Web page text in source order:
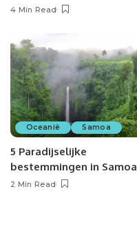
4 Min Read
Oceanië Samoa
5 Paradijselijke
bestemmingen in Samoa
2 Min Read